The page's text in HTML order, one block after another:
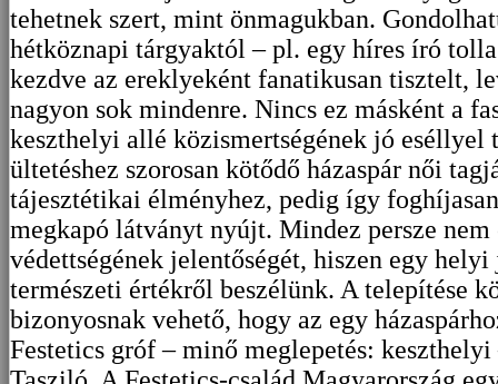
tehetnek szert, mint önmagukban.
hétköznapi tárgyaktól – pl. egy híres író
kezdve az ereklyeként fanatikusan tisztelt,
nagyon sok mindenre. Nincs ez másként a
keszthelyi allé közismertségének jó eséllyel
ültetéshez szorosan kötődő házaspár női
tájesztétikai élményhez, pedig így
megkapó látványt nyújt. Mindez persze
védettségének jelentőségét, hiszen egy
természeti értékről beszélünk. A telepítése
bizonyosnak vehető, hogy az egy
Festetics gróf– minő meglepetés: